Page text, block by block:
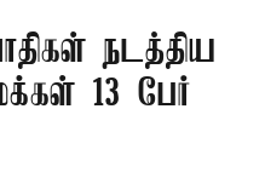
நடத்திய
13 பேர்